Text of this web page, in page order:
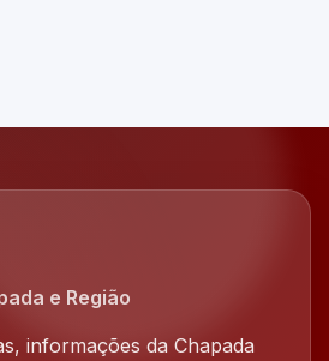
e Região
informações da Chapada